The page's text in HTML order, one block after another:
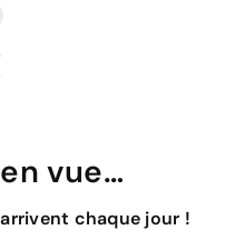
vue…
chaque jour !